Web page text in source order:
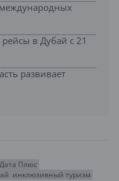
в Дубай с 21
развивает
Плюс
инклюзивный туризм